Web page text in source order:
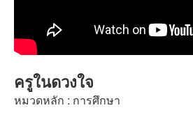
ครูในดวงใจ
หมวดหลัก : การศึกษา